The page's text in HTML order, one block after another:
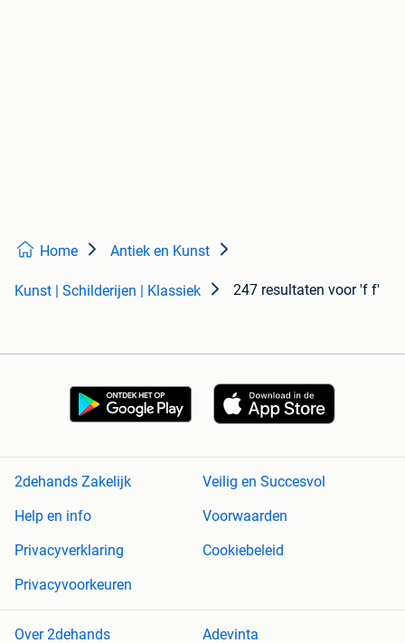
Home Antiek en Kunst
Kunst | Schilderijen | Klassiek 247 resultaten voor 'f f'
2dehands Zakelijk
Veilig en Succesvol
Help en info
Voorwaarden
Privacyverklaring
Cookiebeleid
Privacyvoorkeuren
Over 2dehands Adevinta